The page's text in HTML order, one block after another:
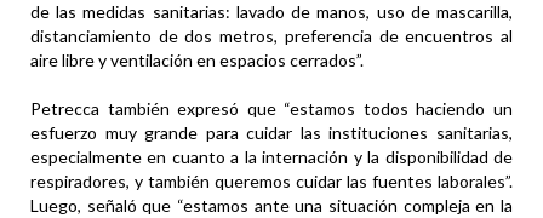
de las medidas sanitarias: lavado de manos, uso de mascarilla,
distanciamiento de dos metros, preferencia de encuentros al
aire libre y ventilación en espacios cerrados”.
Petrecca también expresó que “estamos todos haciendo un
esfuerzo muy grande para cuidar las instituciones sanitarias,
especialmente en cuanto a la internación y la disponibilidad de
respiradores, y también queremos cuidar las fuentes laborales”.
Luego, señaló que “estamos ante una situación compleja en la